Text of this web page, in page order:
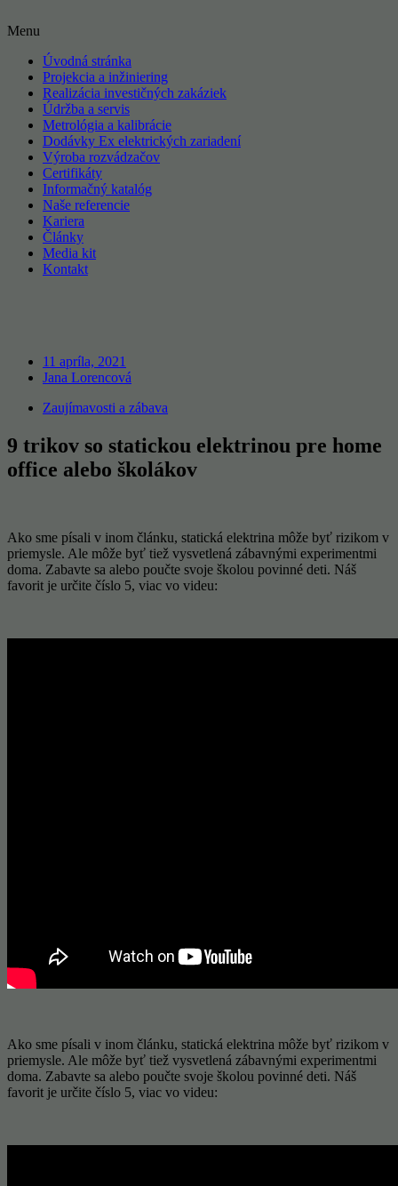
Menu
Úvodná stránka
Projekcia a inžiniering
Realizácia investičných zakáziek
Údržba a servis
Metrológia a kalibrácie
Dodávky Ex elektrických zariadení
Výroba rozvádzačov
Certifikáty
Informačný katalóg
Naše referencie
Kariera
Články
Media kit
Kontakt
11 apríla, 2021
Jana Lorencová
Zaujímavosti a zábava
9 trikov so statickou elektrinou pre home
office alebo školákov
Ako sme písali v inom článku, statická elektrina môže byť rizikom v
priemysle. Ale môže byť tiež vysvetlená zábavnými experimentmi
doma. Zabavte sa alebo poučte svoje školou povinné deti. Náš
favorit je určite číslo 5, viac vo videu:
Ako sme písali v inom článku, statická elektrina môže byť rizikom v
priemysle. Ale môže byť tiež vysvetlená zábavnými experimentmi
doma. Zabavte sa alebo poučte svoje školou povinné deti. Náš
favorit je určite číslo 5, viac vo videu: